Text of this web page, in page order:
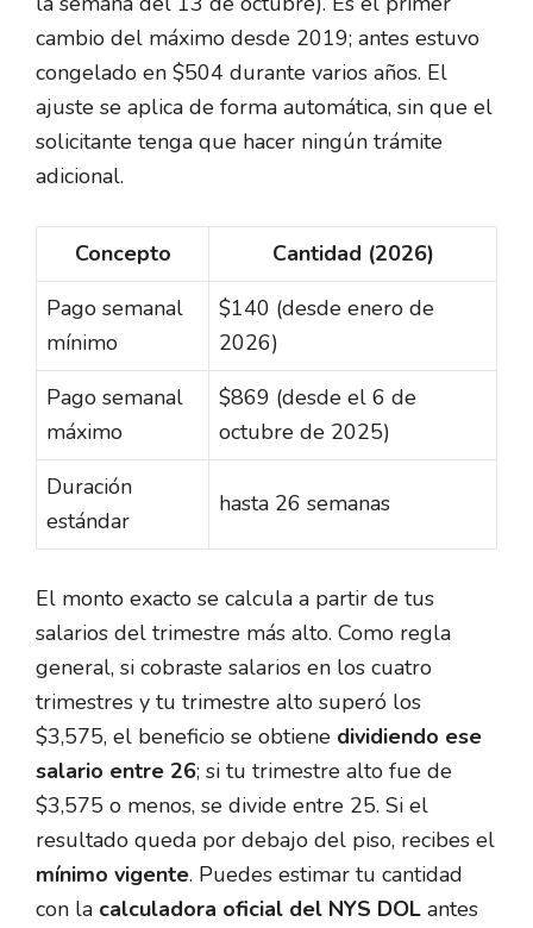
cambio del máximo desde 2019; antes estuvo
congelado en $504 durante varios años. El
ajuste se aplica de forma automática, sin que el
solicitante tenga que hacer ningún trámite
adicional.
Concepto
Cantidad (2026)
Pago semanal
mínimo
$140 (desde enero de
2026)
Pago semanal
máximo
$869 (desde el 6 de
octubre de 2025)
Duración
estándar
hasta 26 semanas
El monto exacto se calcula a partir de tus
salarios del trimestre más alto. Como regla
general, si cobraste salarios en los cuatro
trimestres y tu trimestre alto superó los
$3,575, el beneficio se obtiene dividiendo ese
salario entre 26; si tu trimestre alto fue de
$3,575 o menos, se divide entre 25. Si el
resultado queda por debajo del piso, recibes el
mínimo vigente. Puedes estimar tu cantidad
con la calculadora oficial del NYS DOL antes